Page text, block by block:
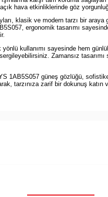
hava etkinliklerinde göz
klasik ve modern tarzı bir
ergonomik tasarımı
kullanımı sayesinde hem
Zamansız
1AB5S057 güneş gözlüğü,
tarzınıza zarif bir dokunuş katın